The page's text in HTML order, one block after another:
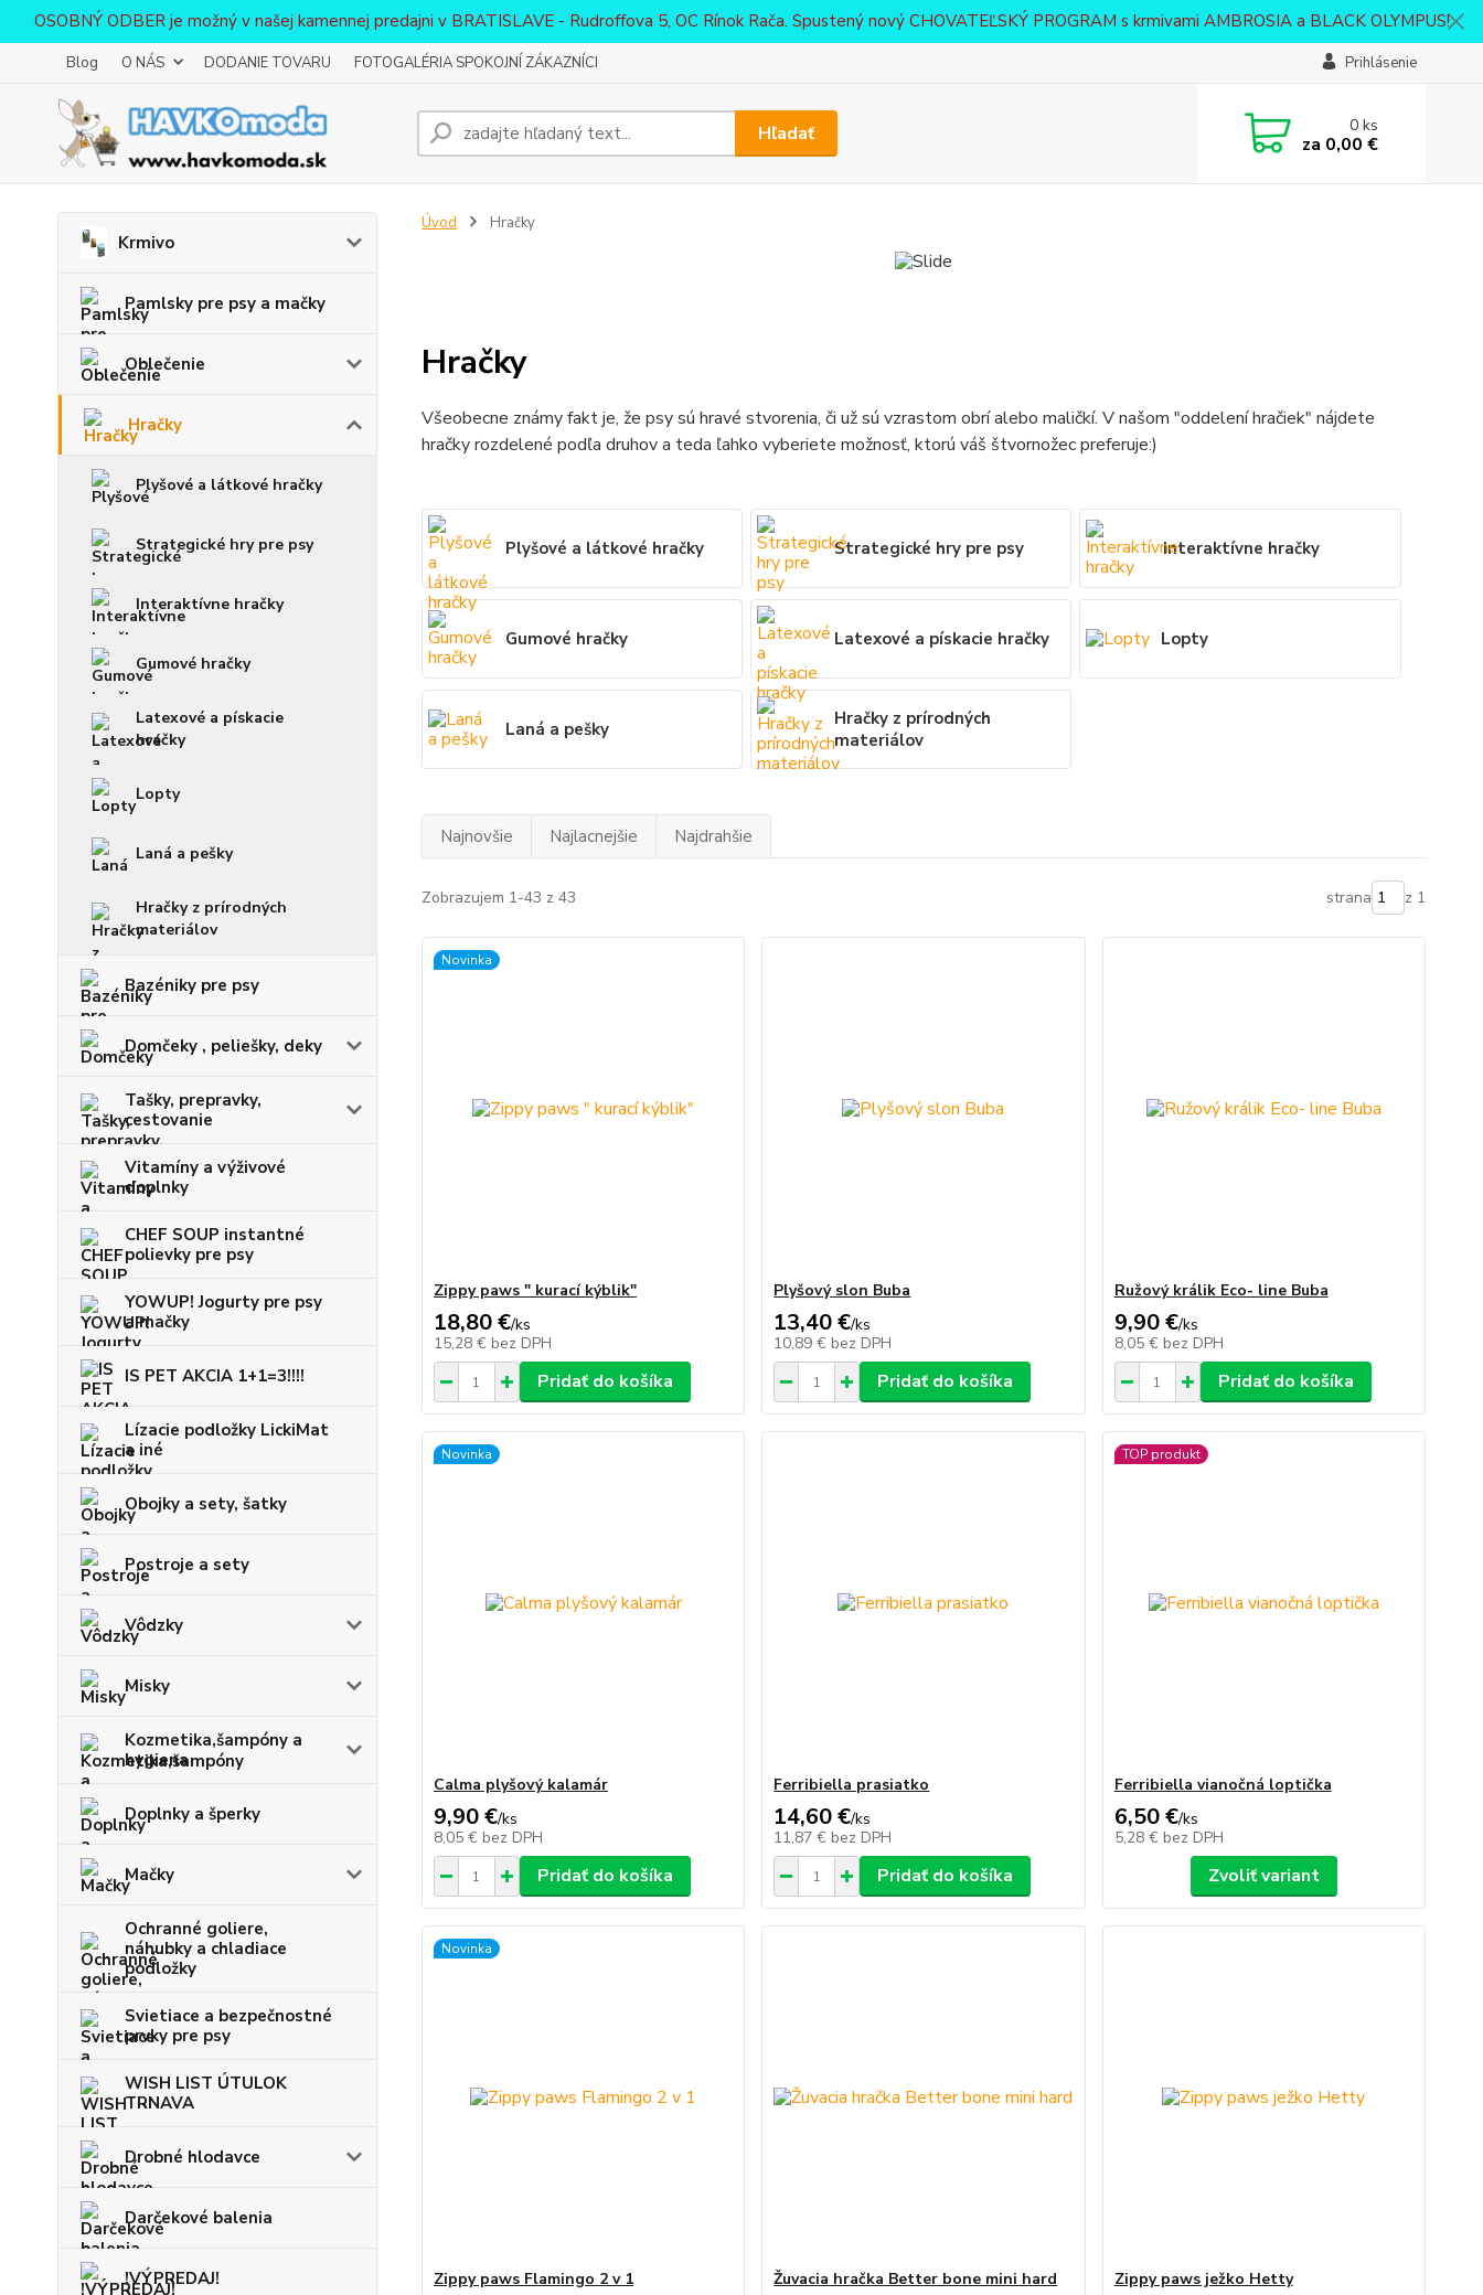
OSOBNÝ ODBER je možný v našej kamennej predajni v BRATISLAVE - Rudroffova 5, OC Rínok Rača. Spustený nový CHOVATEĽSKÝ PROGRAM s krmivami AMBROSIA a BLACK OLYMPUS!
Blog O NÁS DODANIE TOVARU FOTOGALÉRIA SPOKOJNÍ ZÁKAZNÍCI Prihlásenie
Hľadať 0ks
za 0,00 €
Krmivo
Pamlsky pre psy a mačky
Oblečenie
Hračky
Plyšové a látkové hračky
Strategické hry pre psy
Interaktívne hračky
Gumové hračky
Latexové a pískacie
hračky
Lopty
Laná a pešky
Hračky z prírodných
materiálov
Bazéniky pre psy
Domčeky , peliešky, deky
Tašky, prepravky,
cestovanie
Vitamíny a výživové
doplnky
CHEF SOUP instantné
polievky pre psy
YOWUP! Jogurty pre psy
a mačky
IS PET AKCIA 1+1=3!!!!
Lízacie podložky LickiMat
a iné
Obojky a sety, šatky
Postroje a sety
Vôdzky
Misky
Kozmetika,šampóny a
hygiena
Doplnky a šperky
Mačky
Ochranné goliere,
náhubky a chladiace
podložky
Svietiace a bezpečnostné
prvky pre psy
WISH LIST ÚTULOK
TRNAVA
Drobné hlodavce
Darčekové balenia
!VÝPREDAJ!
Úvod Hračky
Hračky
Všeobecne známy fakt je, že psy sú hravé stvorenia, či už sú vzrastom obrí alebo maličkí. V našom "oddelení hračiek" nájdete
hračky rozdelené podľa druhov a teda ľahko vyberiete možnosť, ktorú váš štvornožec preferuje:)
Plyšové a látkové hračky Strategické hry pre psy Interaktívne hračky
Gumové hračky Latexové a pískacie hračky Lopty
Laná a pešky
Hračky z prírodných
materiálov
Najnovšie Najlacnejšie Najdrahšie
Zobrazujem 1-43 z 43 strana z 1
Novinka
Zippy paws " kurací kýblik"
18,80 €/ks
15,28 € bez DPH
Pridať do košíka
Plyšový slon Buba
13,40 €/ks
10,89 € bez DPH
Pridať do košíka
Ružový králik Eco- line Buba
9,90 €/ks
8,05 € bez DPH
Pridať do košíka
Novinka
Calma plyšový kalamár
9,90 €/ks
8,05 € bez DPH
Pridať do košíka
Ferribiella prasiatko
14,60 €/ks
11,87 € bez DPH
Pridať do košíka
TOP produkt
Ferribiella vianočná loptička
6,50 €/ks
5,28 € bez DPH
Zvoliť variant
Novinka
Zippy paws Flamingo 2 v 1 Žuvacia hračka Better bone mini hard Zippy paws ježko Hetty